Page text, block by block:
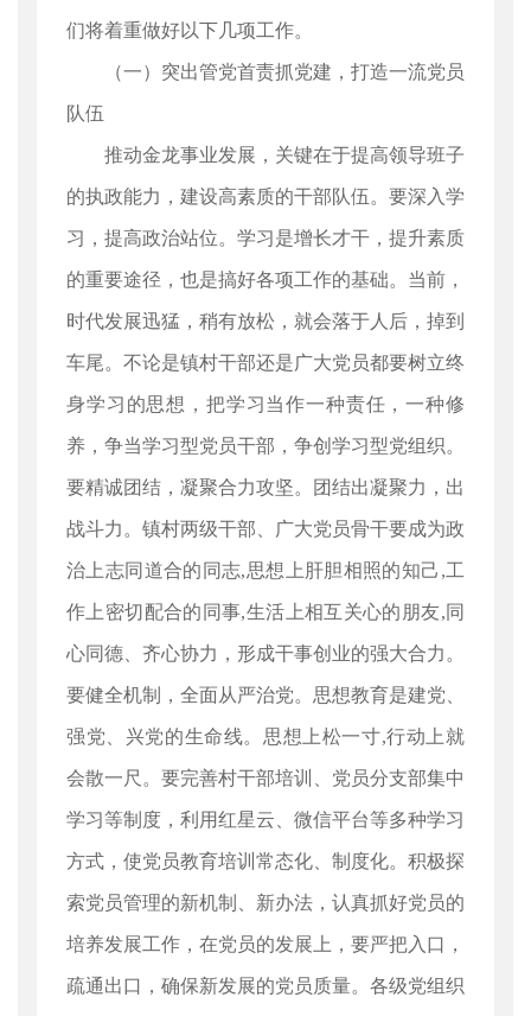
们将着重做好以下几项工作。
（一）突出管党首责抓党建，打造一流党员
队伍
推动金龙事业发展，关键在于提高领导班子
的执政能力，建设高素质的干部队伍。要深入学
习，提高政治站位。学习是增长才干，提升素质
的重要途径，也是搞好各项工作的基础。当前，
时代发展迅猛，稍有放松，就会落于人后，掉到
车尾。不论是镇村干部还是广大党员都要树立终
身学习的思想，把学习当作一种责任，一种修
养，争当学习型党员干部，争创学习型党组织。
要精诚团结，凝聚合力攻坚。团结出凝聚力，出
战斗力。镇村两级干部、广大党员骨干要成为政
治上志同道合的同志,思想上肝胆相照的知己,工
作上密切配合的同事,生活上相互关心的朋友,同
心同德、齐心协力，形成干事创业的强大合力。
要健全机制，全面从严治党。思想教育是建党、
强党、兴党的生命线。思想上松一寸,行动上就
会散一尺。要完善村干部培训、党员分支部集中
学习等制度，利用红星云、微信平台等多种学习
方式，使党员教育培训常态化、制度化。积极探
索党员管理的新机制、新办法，认真抓好党员的
培养发展工作，在党员的发展上，要严把入口，
疏通出口，确保新发展的党员质量。各级党组织